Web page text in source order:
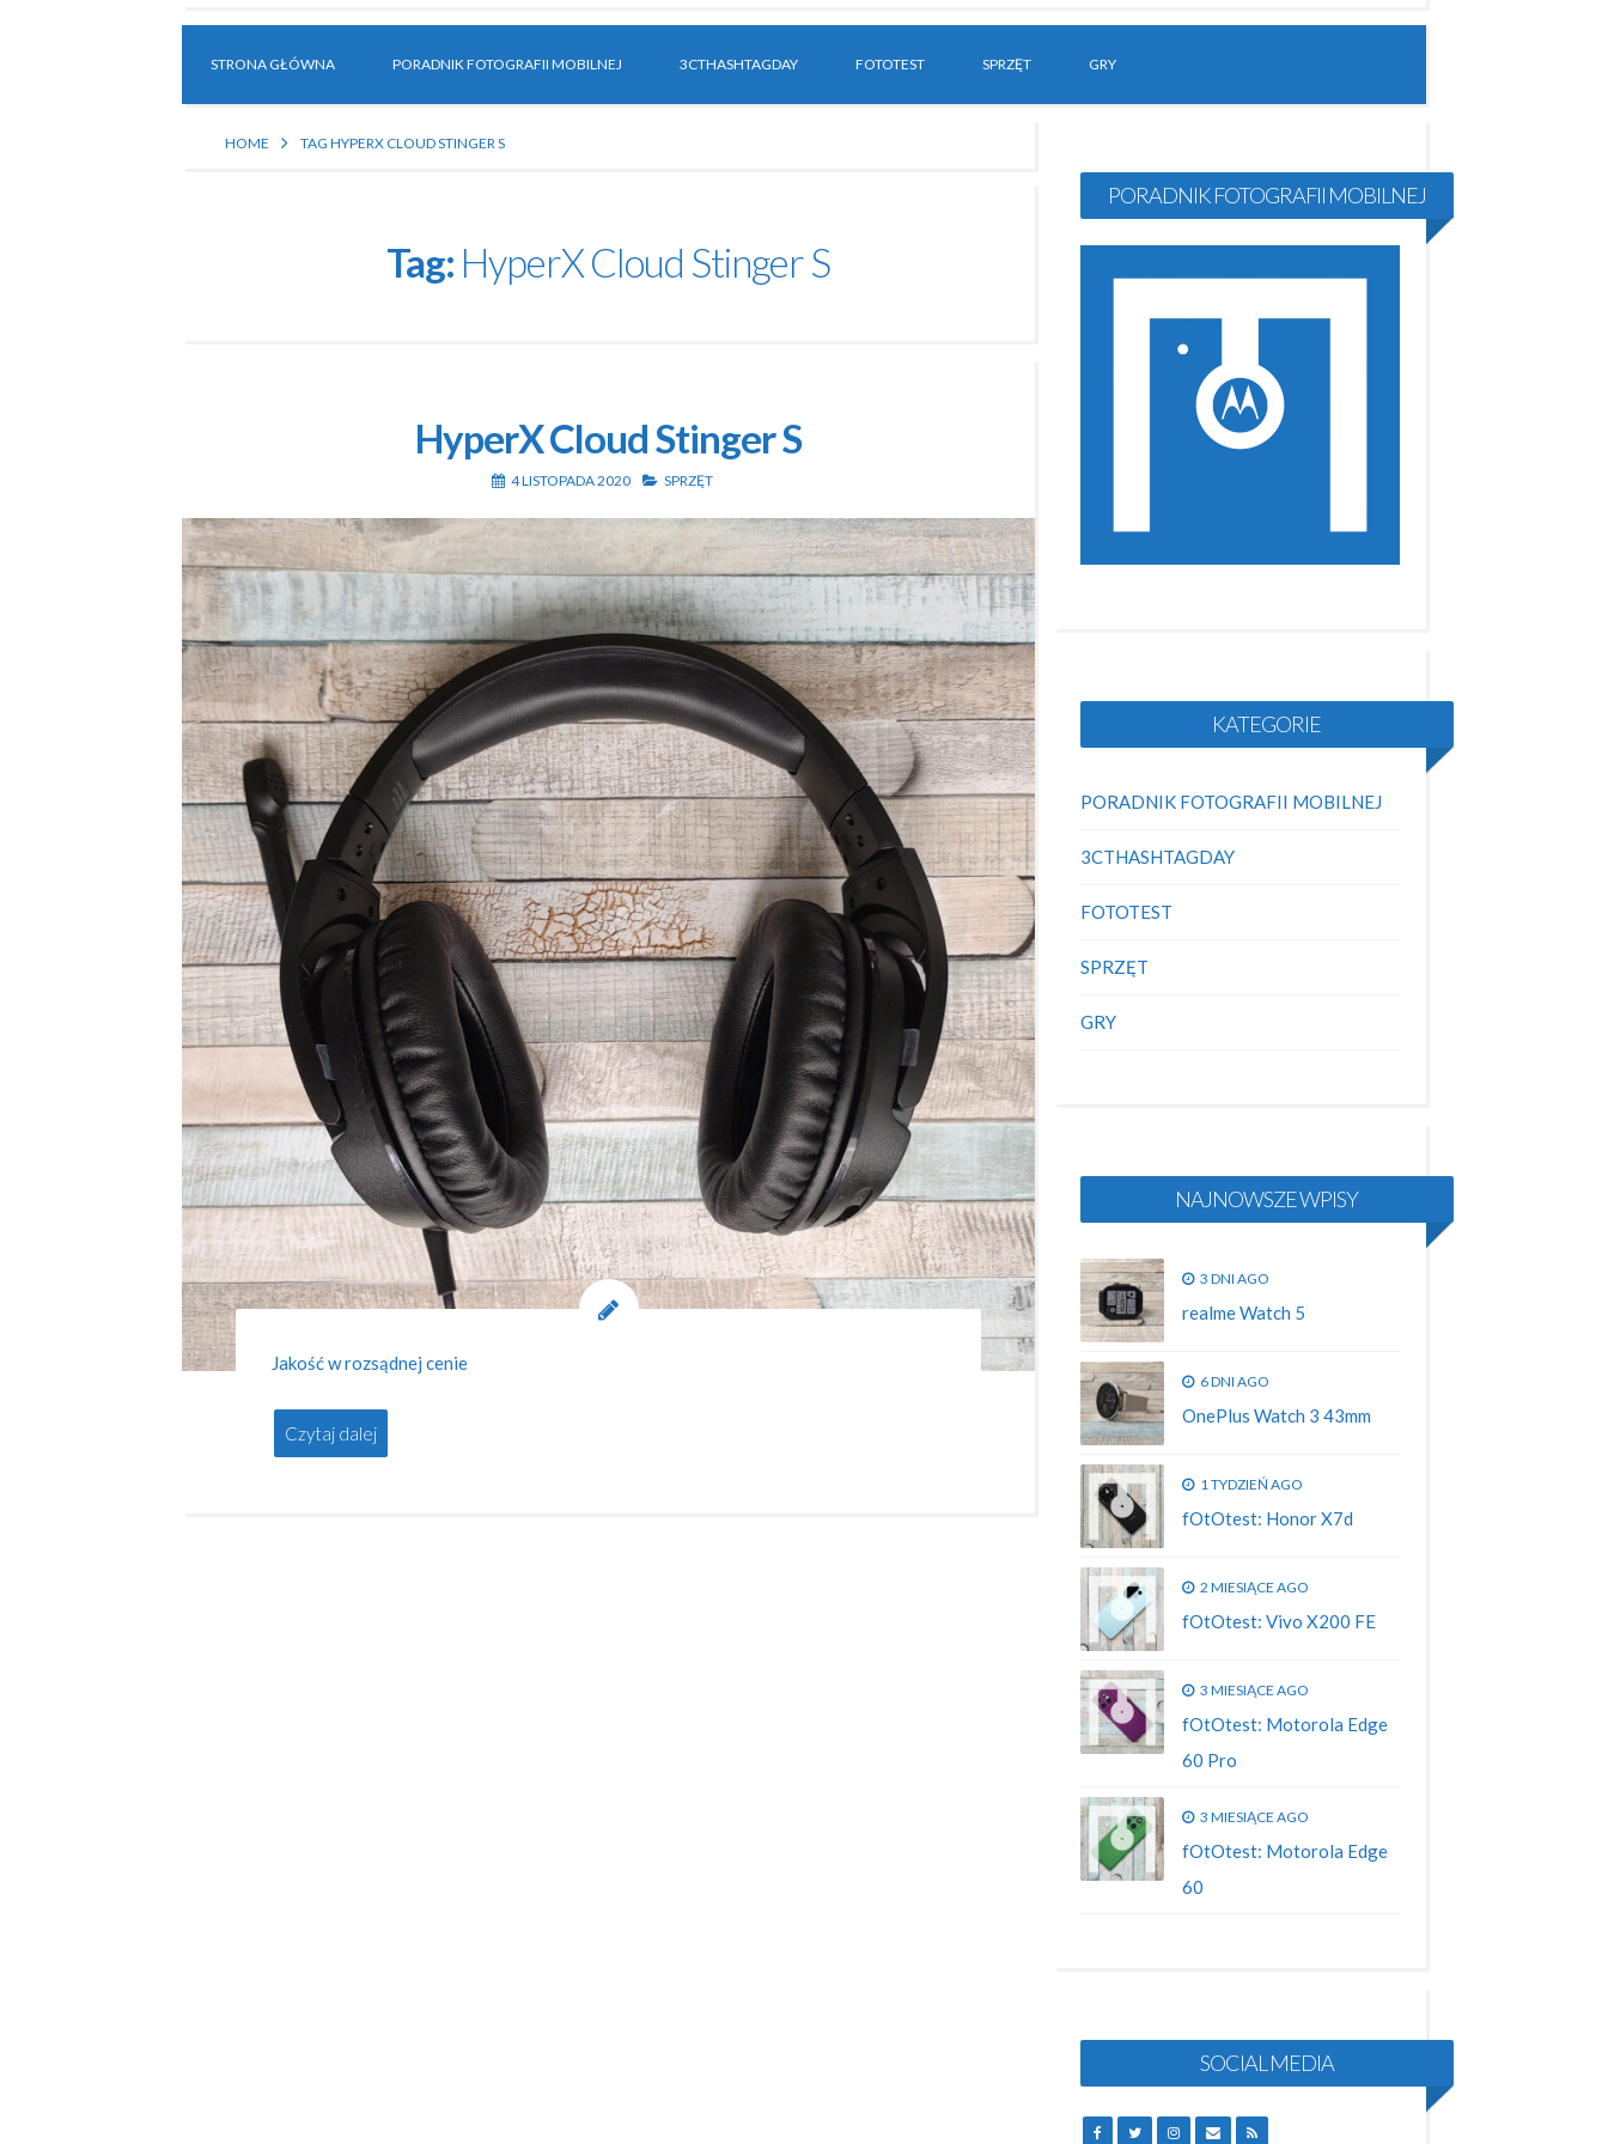
STRONA GŁÓWNA PORADNIK FOTOGRAFII MOBILNEJ 3CTHASHTAGDAY FOTOTEST SPRZĘT GRY
HOME TAG HYPERX CLOUD STINGER S
Tag: HyperX Cloud Stinger S
HyperX Cloud Stinger S
4 LISTOPADA 2020 SPRZĘT
Jakość w rozsądnej cenie
Czytaj dalej
PORADNIK FOTOGRAFII MOBILNEJ
KATEGORIE
PORADNIK FOTOGRAFII MOBILNEJ
3CTHASHTAGDAY
FOTOTEST
SPRZĘT
GRY
NAJNOWSZE WPISY
3 DNI AGO
realme Watch 5
6 DNI AGO
OnePlus Watch 3 43mm
1 TYDZIEŃ AGO
fOtOtest: Honor X7d
2 MIESIĄCE AGO
fOtOtest: Vivo X200 FE
3 MIESIĄCE AGO
fOtOtest: Motorola Edge
60 Pro
3 MIESIĄCE AGO
fOtOtest: Motorola Edge
60
SOCIAL MEDIA
FACEBOOK
TWITTERINSTAGRAM
EMAILRSS